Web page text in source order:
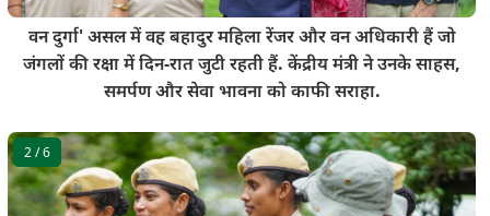
वन दुर्गा' असल में वह बहादुर महिला रेंजर और वन अधिकारी हैं जो
जंगलों की रक्षा में दिन-रात जुटी रहती हैं. केंद्रीय मंत्री ने उनके साहस,
समर्पण और सेवा भावना को काफी सराहा.
2/ 6